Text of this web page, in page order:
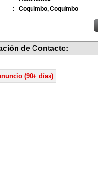
: Coquimbo, Coquimbo
de Contacto:
(90+ días)